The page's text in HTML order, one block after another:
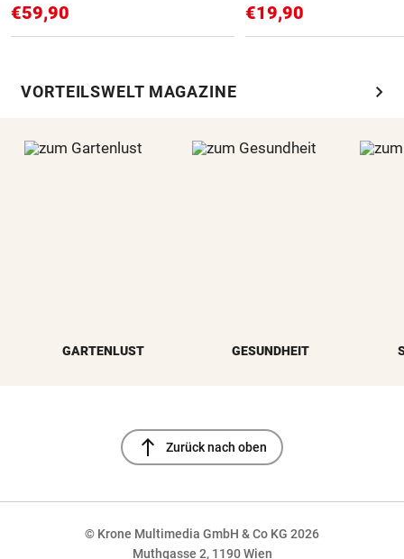
€59,90 €19,90
VORTEILSWELT MAGAZINE chevron_right
GARTENLUST GESUNDHEIT
north Zurück nach oben
© Krone Multimedia GmbH & Co KG 2026
Muthgasse 2, 1190 Wien